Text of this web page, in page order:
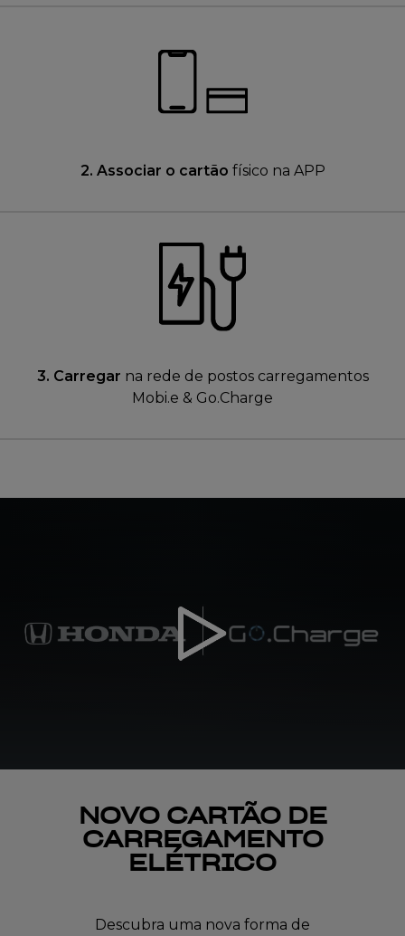
2. Associar o cartão físico na APP
3. Carregar na rede de postos carregamentos
Mobi.e & Go.Charge
NOVO CARTÃO DE
CARREGAMENTO
ELÉTRICO
Descubra uma nova forma de